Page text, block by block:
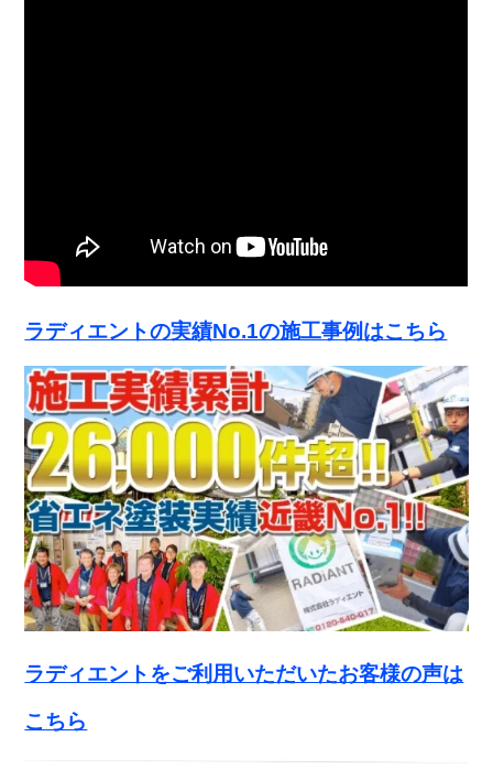
ラディエントの実績No.1の施工事例はこちら
ラディエントをご利用いただいたお客様の声は
こちら